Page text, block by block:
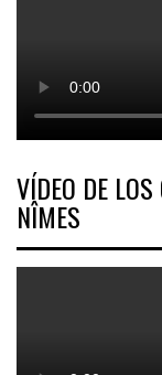
VÍDEO DE
NÎMES